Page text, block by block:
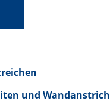
und Wandanstrich